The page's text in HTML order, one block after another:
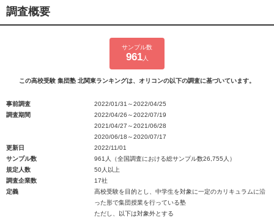
調査概要
サンプル数
961人
この高校受験 集団塾 北関東ランキングは、オリコンの以下の調査に基づいています。
事前調査
2022/01/31～2022/04/25
調査期間
2022/04/26～2022/07/19
2021/04/27～2021/06/28
2020/06/18～2020/07/17
更新日
2022/11/01
サンプル数
961人（全国調査における総サンプル数26,755人）
規定人数
50人以上
調査企業数
17社
定義
高校受験を目的とし、中学生を対象に一定のカリキュラムに沿
った形で集団授業を行っている塾
ただし、以下は対象外とする